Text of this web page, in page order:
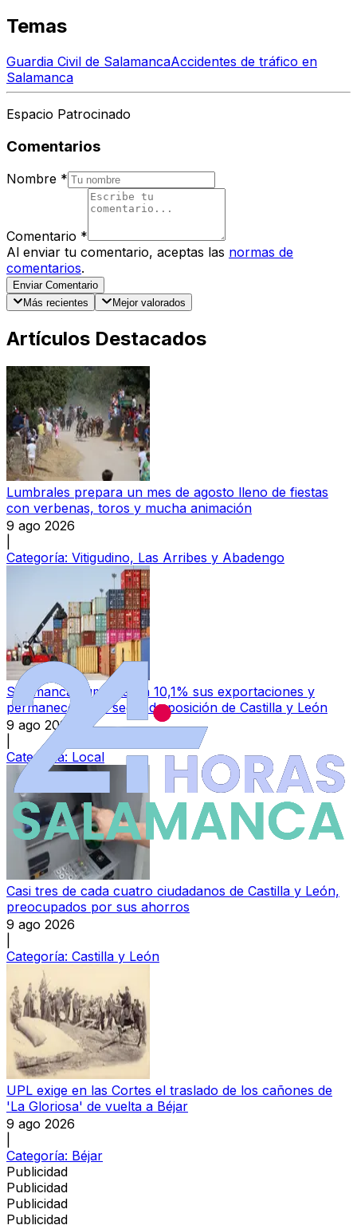
Temas
Guardia Civil de SalamancaAccidentes de tráfico en
Salamanca
Espacio Patrocinado
Comentarios
Nombre *
Comentario *
Al enviar tu comentario, aceptas las normas de
comentarios.
Enviar Comentario
Más recientes
Mejor valorados
Artículos Destacados
Lumbrales prepara un mes de agosto lleno de fiestas
con verbenas, toros y mucha animación
9 ago 2026
Categoría: Vitigudino, Las Arribes y Abadengo
Salamanca aumenta un 10,1% sus exportaciones y
permanece en la segunda posición de Castilla y León
9 ago 2026
Categoría: Local
Casi tres de cada cuatro ciudadanos de Castilla y León,
preocupados por sus ahorros
9 ago 2026
Categoría: Castilla y León
UPL exige en las Cortes el traslado de los cañones de
'La Gloriosa' de vuelta a Béjar
9 ago 2026
Categoría: Béjar
Publicidad
Publicidad
Publicidad
Publicidad